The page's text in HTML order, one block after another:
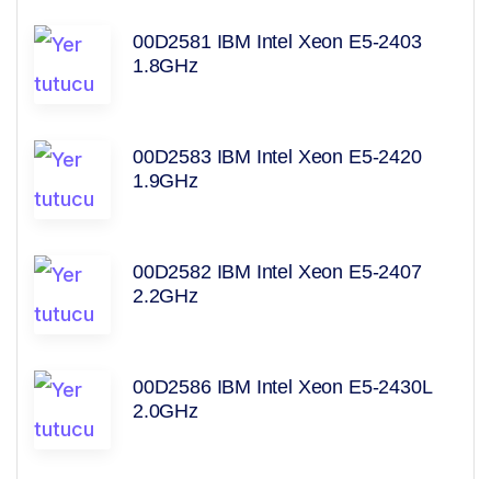
00D2581 IBM Intel Xeon E5-2403
1.8GHz
00D2583 IBM Intel Xeon E5-2420
1.9GHz
00D2582 IBM Intel Xeon E5-2407
2.2GHz
00D2586 IBM Intel Xeon E5-2430L
2.0GHz